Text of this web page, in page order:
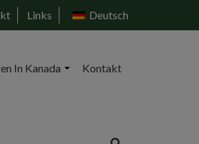
Links Deutsch
In Kanada Kontakt